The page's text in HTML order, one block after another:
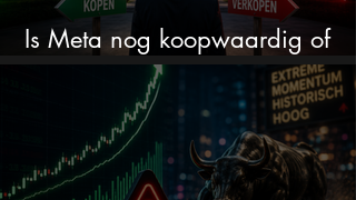
Is Meta nog koopwaardig of
wordt het tijd om te verkopen?